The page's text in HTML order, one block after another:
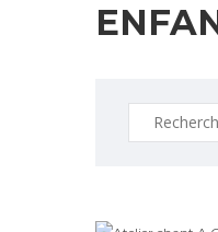
Rechercher
: